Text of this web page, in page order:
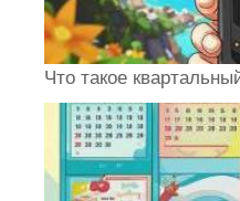
Что такое